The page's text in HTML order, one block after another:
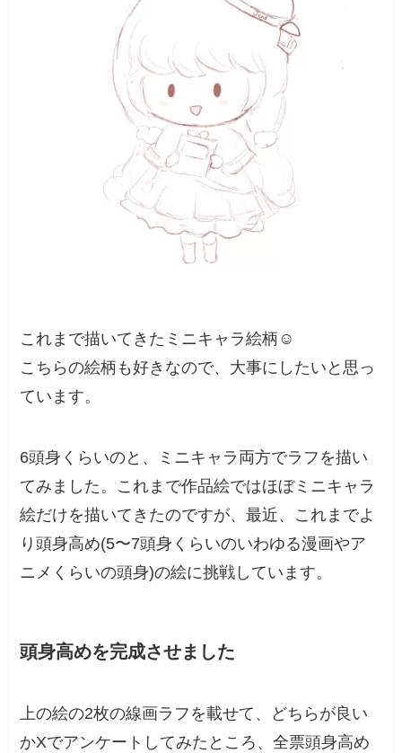
これまで描いてきたミニキャラ絵柄☺️
こちらの絵柄も好きなので、大事にしたいと思っ
ています。
6頭身くらいのと、ミニキャラ両方でラフを描い
てみました。これまで作品絵ではほぼミニキャラ
絵だけを描いてきたのですが、最近、これまでよ
り頭身高め(5〜7頭身くらいのいわゆる漫画やア
ニメくらいの頭身)の絵に挑戦しています。
頭身高めを完成させました
上の絵の2枚の線画ラフを載せて、どちらが良い
かXでアンケートしてみたところ、全票頭身高め